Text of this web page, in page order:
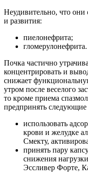
Неудивительно, что они
и развития:
пиелонефрита;
гломерулонефрита.
Почка частично
концентрировать и
снижает
утром после веселого
то кроме приема
предпринять следующие
использовать
крови и желудке
Смекту,
принять пару
снижения
Эссливер Форте,